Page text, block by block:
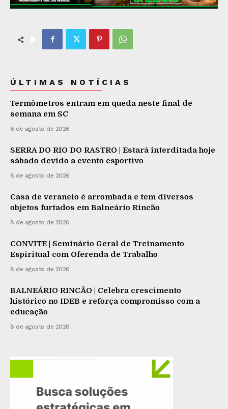
ÚLTIMAS NOTÍCIAS
Termômetros entram em queda neste final de
semana em SC
8 de agosto de 2026
SERRA DO RIO DO RASTRO | Estará interditada hoje
sábado devido a evento esportivo
8 de agosto de 2026
Casa de veraneio é arrombada e tem diversos
objetos furtados em Balneário Rincão
8 de agosto de 2026
CONVITE | Seminário Geral de Treinamento
Espiritual com Oferenda de Trabalho
8 de agosto de 2026
BALNEÁRIO RINCÃO | Celebra crescimento
histórico no IDEB e reforça compromisso com a
educação
8 de agosto de 2026